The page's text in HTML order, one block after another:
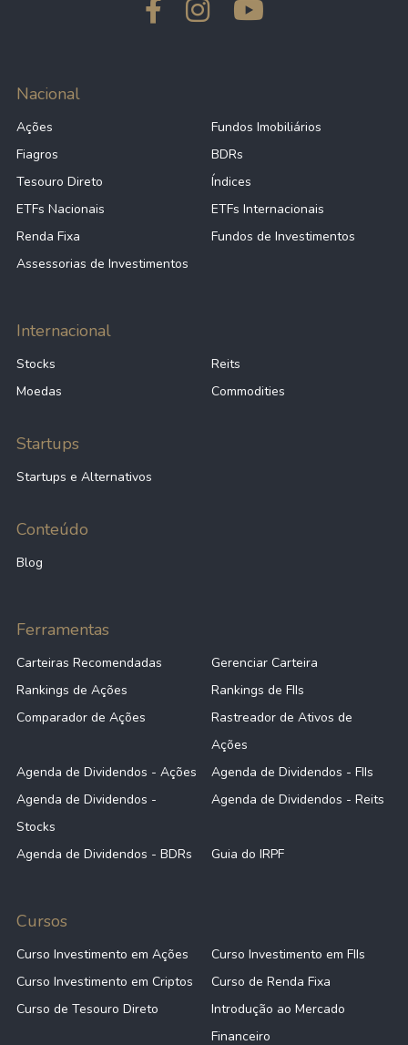
Nacional
Ações
Fundos Imobiliários
Fiagros
BDRs
Tesouro Direto
Índices
ETFs Nacionais
ETFs Internacionais
Renda Fixa
Fundos de Investimentos
Assessorias de Investimentos
Internacional
Stocks
Reits
Moedas
Commodities
Startups
Startups e Alternativos
Conteúdo
Blog
Ferramentas
Carteiras Recomendadas
Gerenciar Carteira
Rankings de Ações
Rankings de FIIs
Comparador de Ações
Rastreador de Ativos de
Ações
Agenda de Dividendos - Ações
Agenda de Dividendos - FIIs
Agenda de Dividendos -
Stocks
Agenda de Dividendos - Reits
Agenda de Dividendos - BDRs Guia do IRPF
Cursos
Curso Investimento em Ações
Curso Investimento em FIIs
Curso Investimento em Criptos
Curso de Renda Fixa
Curso de Tesouro Direto
Introdução ao Mercado
Financeiro